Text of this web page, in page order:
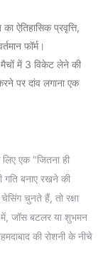
ऐतिहासिक प्रवृत्ति,
फॉर्म।
मैचों में 3 विकेट लेने की
पर दांव लगाना एक
एक "जितना ही
बनाए रखने की
चुनते हैं, तो रक्षा
जॉस बटलर या शुभमन
की रोशनी के नीचे